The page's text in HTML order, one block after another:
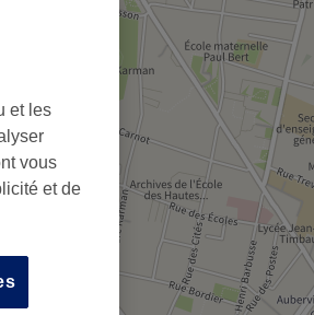
et les
vous
et de